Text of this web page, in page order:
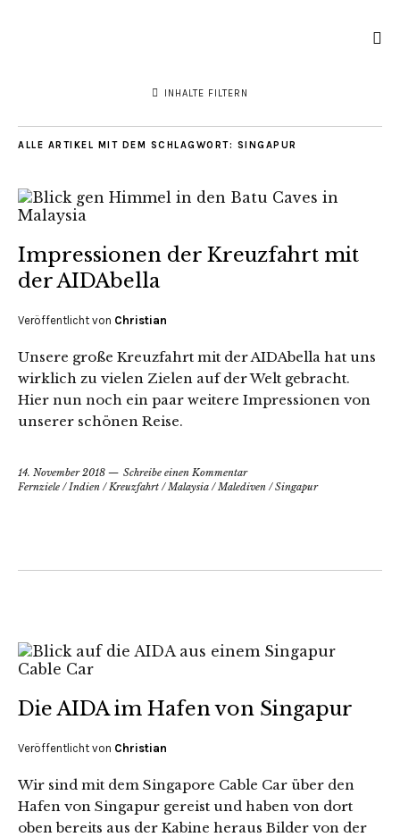
INHALTE FILTERN
ALLE ARTIKEL MIT DEM SCHLAGWORT: SINGAPUR
Impressionen der Kreuzfahrt mit
der AIDAbella
Veröffentlicht von Christian
Unsere große Kreuzfahrt mit der AIDAbella hat uns
wirklich zu vielen Zielen auf der Welt gebracht.
Hier nun noch ein paar weitere Impressionen von
unserer schönen Reise.
14. November 2018
Schreibe einen Kommentar
Fernziele /Indien /Kreuzfahrt /Malaysia /Malediven /Singapur
Die AIDA im Hafen von Singapur
Veröffentlicht von Christian
Wir sind mit dem Singapore Cable Car über den
Hafen von Singapur gereist und haben von dort
oben bereits aus der Kabine heraus Bilder von der